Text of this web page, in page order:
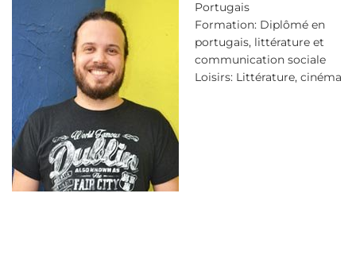
Portugais
Formation: Diplômé en
portugais, littérature et
communication sociale
Loisirs: Littérature, cinéma